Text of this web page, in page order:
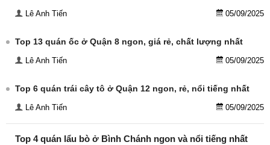
Lê Anh Tiến 05/09/2025
Top 13 quán ốc ở Quận 8 ngon, giá rẻ, chất lượng nhất
Lê Anh Tiến 05/09/2025
Top 6 quán trái cây tô ở Quận 12 ngon, rẻ, nổi tiếng nhất
Lê Anh Tiến 05/09/2025
Top 4 quán lẩu bò ở Bình Chánh ngon và nổi tiếng nhất